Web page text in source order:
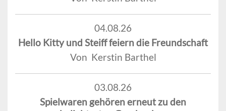
04.08.26
Hello Kitty und Steiff feiern die Freundschaft
Von Kerstin Barthel
03.08.26
Spielwaren gehören erneut zu den